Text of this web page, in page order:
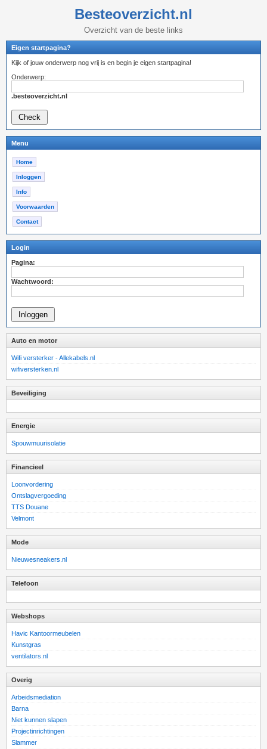
Besteoverzicht.nl
Overzicht van de beste links
Eigen startpagina?
Kijk of jouw onderwerp nog vrij is en begin je eigen startpagina!
Onderwerp:
.besteoverzicht.nl
Menu
Home
Inloggen
Info
Voorwaarden
Contact
Login
Pagina:
Wachtwoord:
Auto en motor
Wifi versterker - Allekabels.nl
wifiversterken.nl
Beveiliging
Energie
Spouwmuurisolatie
Financieel
Loonvordering
Ontslagvergoeding
TTS Douane
Velmont
Mode
Nieuwesneakers.nl
Telefoon
Webshops
Havic Kantoormeubelen
Kunstgras
ventilators.nl
Overig
Arbeidsmediation
Barna
Niet kunnen slapen
Projectinrichtingen
Slammer